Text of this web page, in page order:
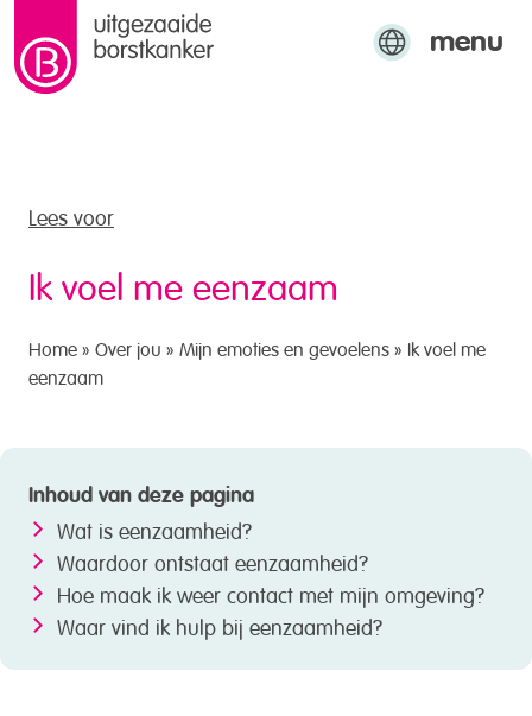
naar de inhoud menu
Lees voor
Ik voel me eenzaam
Home » Over jou » Mijn emoties en gevoelens » Ik voel me
eenzaam
Inhoud van deze pagina
Wat is eenzaamheid?
Waardoor ontstaat eenzaamheid?
Hoe maak ik weer contact met mijn omgeving?
Waar vind ik hulp bij eenzaamheid?